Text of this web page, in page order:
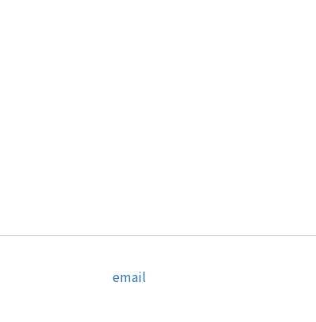
email